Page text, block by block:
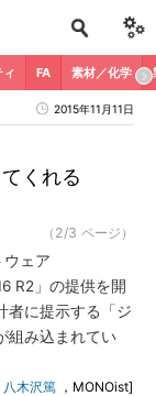
FA 素材／化学
2015年11月11日
くれる
（2/3 ページ）
ェア
R2」の提供を開
者に提示する「ジ
組み込まれてい
八木沢篤 ，MONOist]